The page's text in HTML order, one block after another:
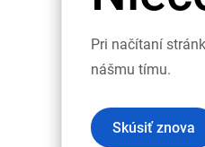
Pri načítaní
nášmu tímu.
Skúsiť znova